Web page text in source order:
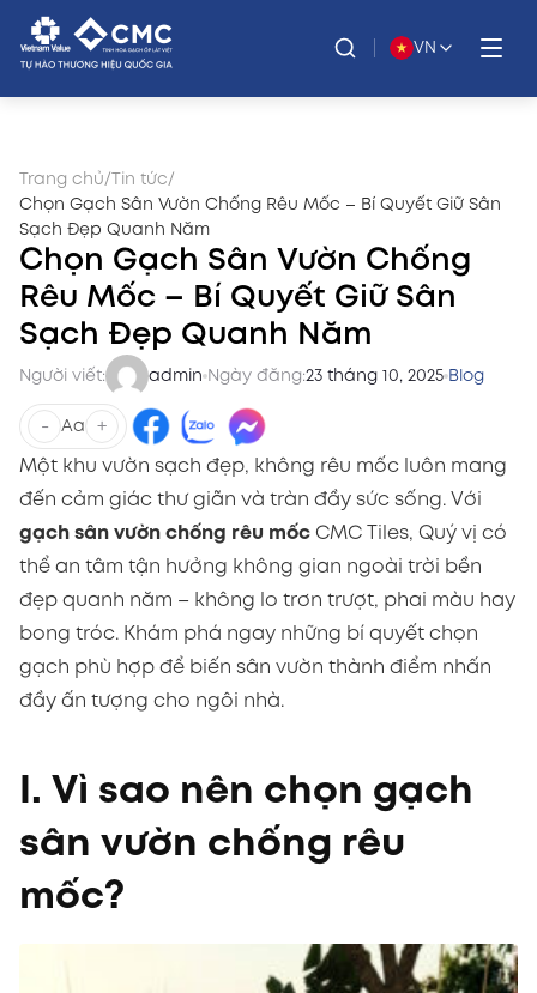
VN
Trang chủ/ Tin tức/
Chọn Gạch Sân Vườn Chống Rêu Mốc – Bí Quyết Giữ Sân
Sạch Đẹp Quanh Năm
Chọn Gạch Sân Vườn Chống
Rêu Mốc – Bí Quyết Giữ Sân
Sạch Đẹp Quanh Năm
Người viết: admin Ngày đăng:23 tháng 10, 2025 Blog
- Aa +
Một khu vườn sạch đẹp, không rêu mốc luôn mang
đến cảm giác thư giãn và tràn đầy sức sống. Với
gạch sân vườn chống rêu mốc CMC Tiles, Quý vị có
thể an tâm tận hưởng không gian ngoài trời bền
đẹp quanh năm – không lo trơn trượt, phai màu hay
bong tróc. Khám phá ngay những bí quyết chọn
gạch phù hợp để biến sân vườn thành điểm nhấn
đầy ấn tượng cho ngôi nhà.
I. Vì sao nên chọn gạch
sân vườn chống rêu
mốc?